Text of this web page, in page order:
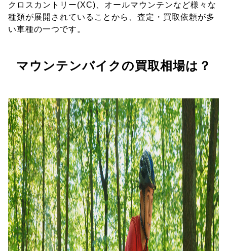
クロスカントリー(XC)、オールマウンテンなど様々な
種類が展開されていることから、査定・買取依頼が多
い車種の一つです。
マウンテンバイクの買取相場は？